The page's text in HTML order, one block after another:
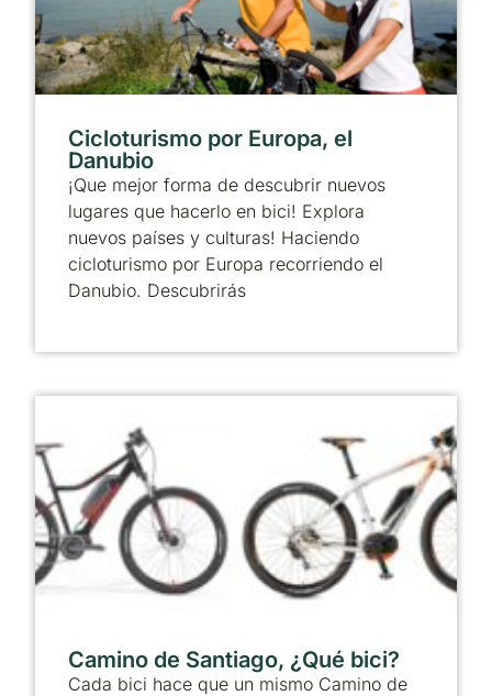
Cicloturismo por Europa, el
Danubio
¡Que mejor forma de descubrir nuevos
lugares que hacerlo en bici! Explora
nuevos países y culturas! Haciendo
cicloturismo por Europa recorriendo el
Danubio. Descubrirás
Camino de Santiago, ¿Qué bici?
Cada bici hace que un mismo Camino de